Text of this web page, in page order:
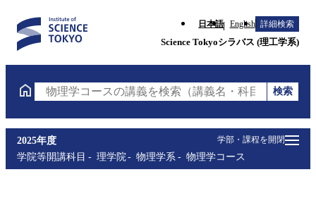
日本語 English 詳細検索
Science Tokyoシラバス (理工学系)
物理学コースの講義を検索（講義名・科目コード・担
検索
学部・課程を開閉
2025年度
学院等開講科目
理学院 物理学系 物理学コース